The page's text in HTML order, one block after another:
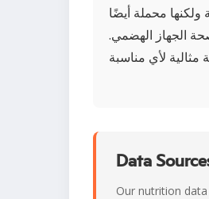
محملة أيضًا
الجهاز الهضمي.
Data
Our nutrition